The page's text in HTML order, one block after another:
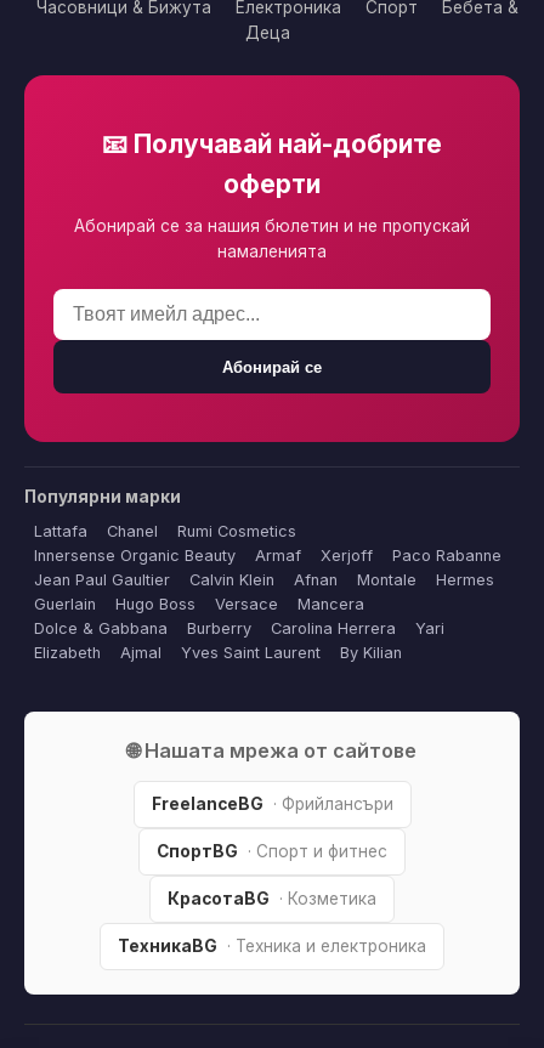
Часовници & Бижута
Електроника Спорт
Бебета &
Деца
📧 Получавай най-добрите
оферти
Абонирай се за нашия бюлетин и не пропускай
намаленията
Абонирай се
Популярни марки
Lattafa Chanel
Rumi Cosmetics
Innersense Organic Beauty
Armaf Xerjoff
Paco Rabanne
Jean Paul Gaultier
Calvin Klein Afnan Montale
Hermes
Guerlain
Hugo Boss Versace
Mancera
Dolce & Gabbana
Burberry Carolina Herrera
Yari
Elizabeth
Ajmal Yves Saint Laurent By Kilian
🌐 Нашата мрежа от сайтове
FreelanceBG · Фрийлансъри
СпортBG · Спорт и фитнес
КрасотаBG · Козметика
ТехникаBG · Техника и електроника